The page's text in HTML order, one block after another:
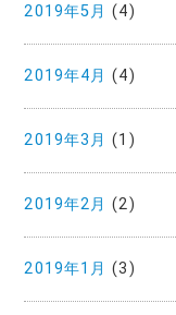
2019年5月 (4)
2019年4月 (4)
2019年3月 (1)
2019年2月 (2)
2019年1月 (3)